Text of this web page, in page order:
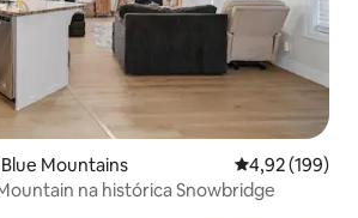
Mountains 4,92 de uma
4,92 (199)
na histórica Snowbridge